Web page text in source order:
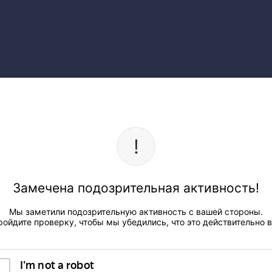
Замечена подозрительная активность!
Мы заметили подозрительную активность с вашей стороны.
проверку, чтобы мы убедились, что это действительно